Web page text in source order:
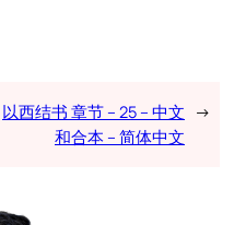
以西结书 章节 – 25 – 中文
和合本 – 简体中文
→